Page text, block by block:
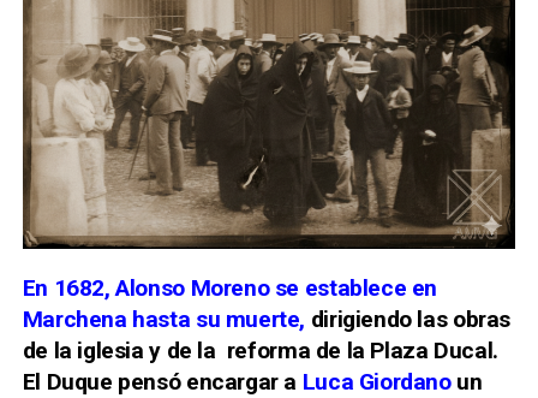
En 1682, Alonso Moreno se establece en
Marchena hasta su muerte, dirigiendo las obras
de la iglesia y de la reforma de la Plaza Ducal.
El Duque pensó encargar a Luca Giordanoun